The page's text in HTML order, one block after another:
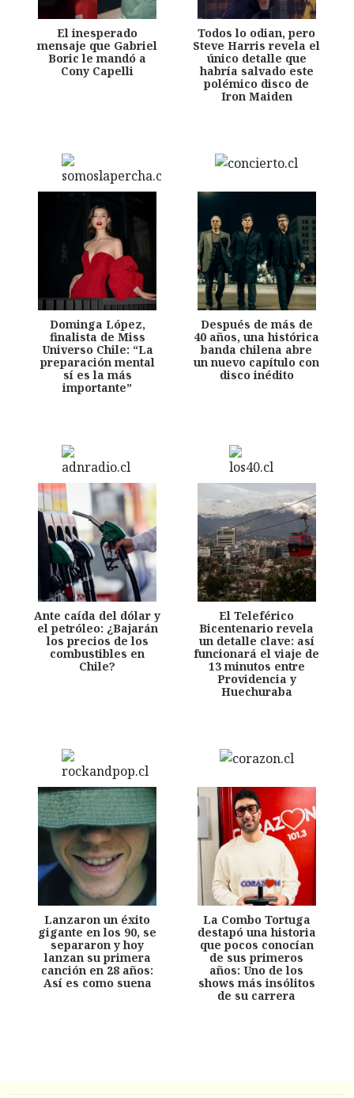
El inesperado
mensaje que Gabriel
Boric le mandó a
Cony Capelli
Todos lo odian, pero
Steve Harris revela el
único detalle que
habría salvado este
polémico disco de
Iron Maiden
Dominga López,
finalista de Miss
Universo Chile: “La
preparación mental
sí es la más
importante”
Después de más de
40 años, una histórica
banda chilena abre
un nuevo capítulo con
disco inédito
Ante caída del dólar y
el petróleo: ¿Bajarán
los precios de los
combustibles en
Chile?
El Teleférico
Bicentenario revela
un detalle clave: así
funcionará el viaje de
13 minutos entre
Providencia y
Huechuraba
Lanzaron un éxito
gigante en los 90, se
separaron y hoy
lanzan su primera
canción en 28 años:
Así es como suena
La Combo Tortuga
destapó una historia
que pocos conocían
de sus primeros
años: Uno de los
shows más insólitos
de su carrera